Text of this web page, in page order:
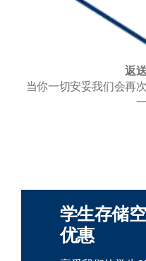
返
当你一切安妥我们会再
学生存储
优惠